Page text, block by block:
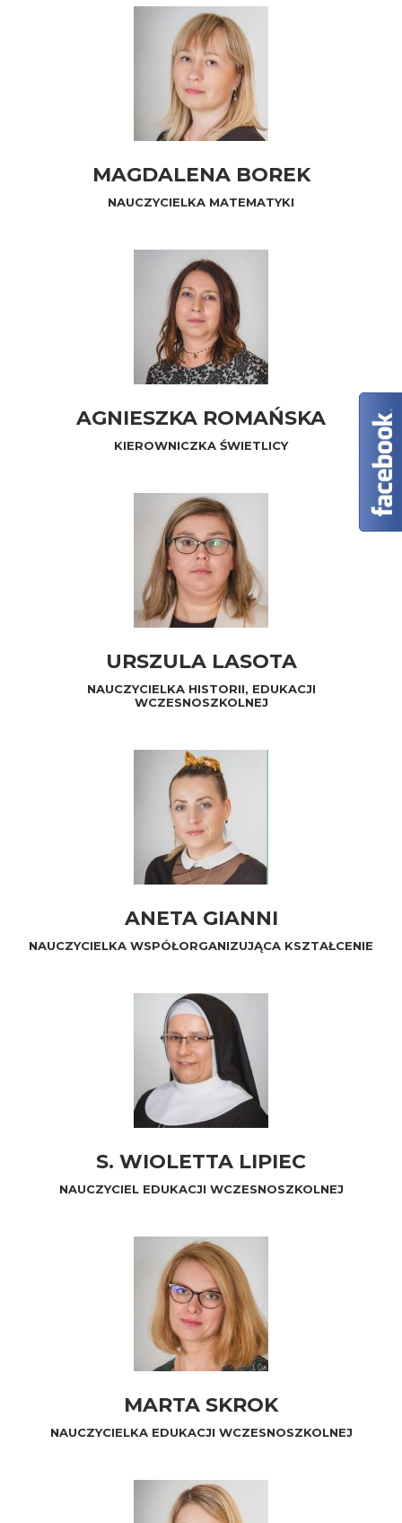
MAGDALENA BOREK
NAUCZYCIELKA MATEMATYKI
AGNIESZKA ROMAŃSKA
KIEROWNICZKA ŚWIETLICY
URSZULA LASOTA
NAUCZYCIELKA HISTORII, EDUKACJI
WCZESNOSZKOLNEJ
ANETA GIANNI
NAUCZYCIELKA WSPÓŁORGANIZUJĄCA KSZTAŁCENIE
S. WIOLETTA LIPIEC
NAUCZYCIEL EDUKACJI WCZESNOSZKOLNEJ
MARTA SKROK
NAUCZYCIELKA EDUKACJI WCZESNOSZKOLNEJ